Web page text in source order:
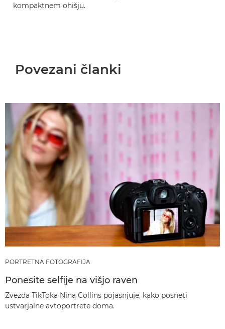
kompaktnem ohišju.
Povezani članki
PORTRETNA FOTOGRAFIJA
Ponesite selfije na višjo raven
Zvezda TikToka Nina Collins pojasnjuje, kako posneti
ustvarjalne avtoportrete doma.